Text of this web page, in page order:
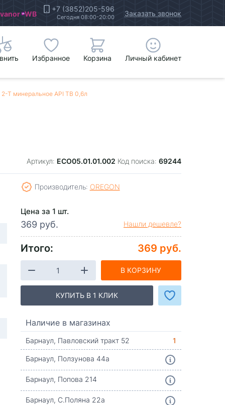
WB +7 (3852)205-596
Сегодня 08:00-20:00 Заказать звонок
Избранное Корзина Личный кабинет
Т минеральное API TB 0,6л
Артикул: ЕСО05.01.01.002 Код поиска: 69244
Производитель: OREGON
Цена за 1 шт.
369 руб. Нашли дешевле?
Итого: 369 руб.
В КОРЗИНУ
КУПИТЬ В 1 КЛИК
Наличие в магазинах
Барнаул, Павловский тракт 52
1
Барнаул, Ползунова 44а
Барнаул, Попова 214
Барнаул, С.Поляна 22а